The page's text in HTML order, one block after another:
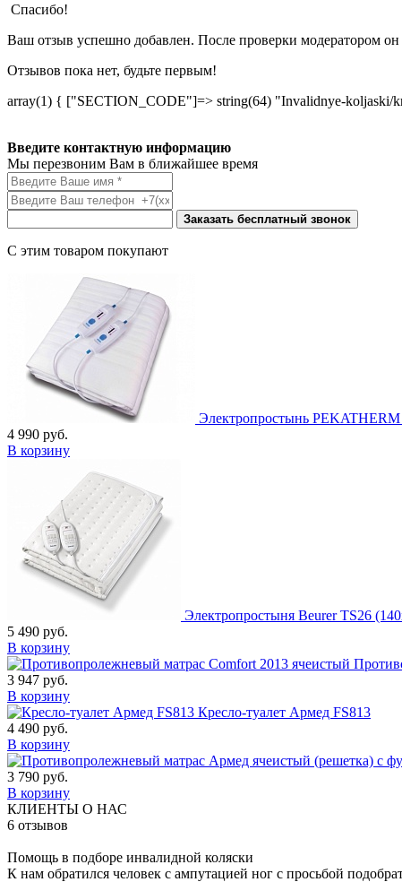
Спасибо!
Ваш отзыв успешно добавлен. После проверки модератором он
Отзывов пока нет, будьте первым!
array(1) { ["SECTION_CODE"]=> string(64) "Invalidnye-koljaski/
Введите контактную информацию
Мы перезвоним Вам в ближайшее время
Заказать бесплатный звонок
С этим товаром покупают
Электропростынь PEKATHERM
4 990 руб.
В корзину
Электропростыня Beurer TS26
5 490 руб.
В корзину
3 947 руб.
В корзину
Кресло-туалет Армед FS813
4 490 руб.
В корзину
3 790 руб.
В корзину
КЛИЕНТЫ О НАС
6 отзывов
Помощь в подборе инвалидной коляски
К нам обратился человек с ампутацией ног с просьбой